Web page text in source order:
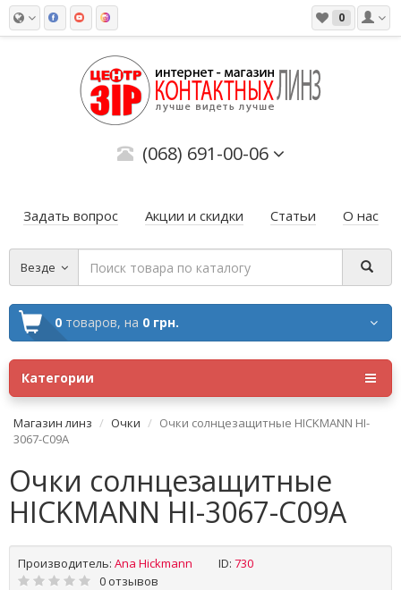
0
(068) 691-00-06
Задать вопрос Акции и скидки Статьи О нас
Везде
0 товаров, на 0 грн.
Категории
Магазин линз Очки
Очки солнцезащитные HICKMANN HI-
3067-C09A
Очки солнцезащитные
HICKMANN HI-3067-C09A
Производитель: Ana Hickmann ID: 730
0 отзывов